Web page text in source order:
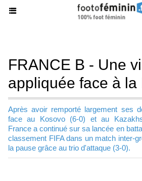
FRANCE B - Une
appliquée face à la
Après avoir remporté largement ses
face au Kosovo (6-0) et au
France a continué sur sa lancée en
classement FIFA dans un match inter-
la pause grâce au trio d'attaque (3-0).